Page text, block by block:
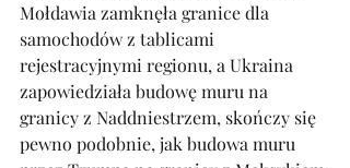
Mołdawia zamknęła granice dla
samochodów z tablicami
rejestracyjnymi regionu, a Ukraina
zapowiedziała budowę muru na
granicy z Naddniestrzem, skończy się
pewno podobnie, jak budowa muru